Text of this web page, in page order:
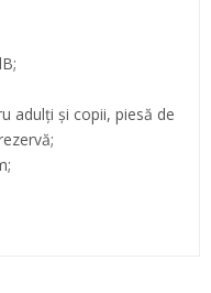
adulţi şi copii, piesă de